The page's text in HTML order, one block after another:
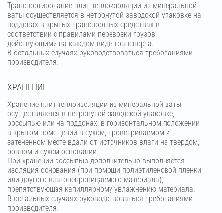
Транспортирование плит теплоизоляции из минеральной
ваты осуществляется в нетронутой заводской упаковке на
поддонах в крытых транспортных средствах в
соответствии с правилами перевозки грузов,
действующими на каждом виде транспорта.
В остальных случаях руководствоваться требованиями
производителя.
ХРАНЕНИЕ
Хранение плит теплоизоляции из минеральной ваты
осуществляется в нетронутой заводской упаковке,
россыпью или на поддонах, в горизонтальном положении
в крытом помещении в сухом, проветриваемом и
затененном месте вдали от источников влаги на твердом,
ровном и сухом основании.
При хранении россыпью дополнительно выполняется
изоляция основания (при помощи полиэтиленовой пленки
или другого влагонепроницаемого материала),
препятствующая капиллярному увлажнению материала.
В остальных случаях руководствоваться требованиями
производителя.